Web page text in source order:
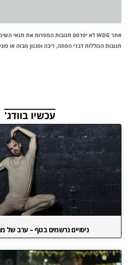
אתר WDG לא יפרסם תגובות המפרות את תנאי
תגובות הכוללות דברי הסתה, דיבה וסגנון מבזה או
עכשיו בוודג'
ניסויים נרשמים בגוף – ערב של